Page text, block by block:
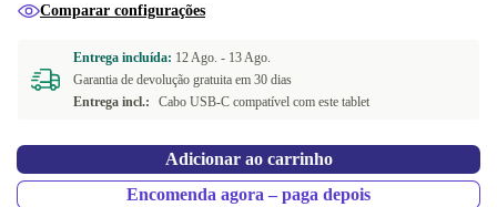
Comparar configurações
Entrega incluída: 12 Ago. - 13 Ago.
Garantia de devolução gratuita em 30 dias
Entrega incl.:
Cabo USB-C compatível com este tablet
Adicionar ao carrinho
Encomenda agora – paga depois